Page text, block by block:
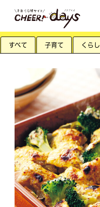
すべて 子育て くらし